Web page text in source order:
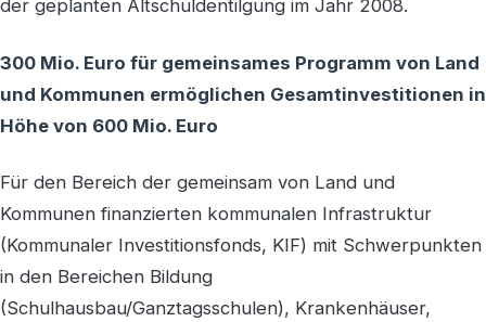
der geplanten Altschuldentilgung im Jahr 2008.
300 Mio. Euro für gemeinsames Programm von Land
und Kommunen ermöglichen Gesamtinvestitionen in
Höhe von 600 Mio. Euro
Für den Bereich der gemeinsam von Land und
Kommunen finanzierten kommunalen Infrastruktur
(Kommunaler Investitionsfonds, KIF) mit Schwerpunkten
in den Bereichen Bildung
(Schulhausbau/Ganztagsschulen), Krankenhäuser,